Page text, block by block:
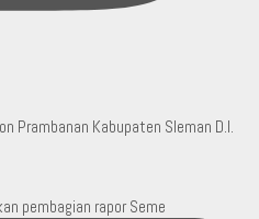
Prambanan Kabupaten Sleman D.I.
pembagian rapor Seme